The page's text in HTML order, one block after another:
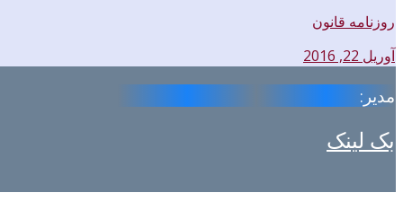
روزنامه قانون
آوریل 22, 2016
مدیر:
بک لینک